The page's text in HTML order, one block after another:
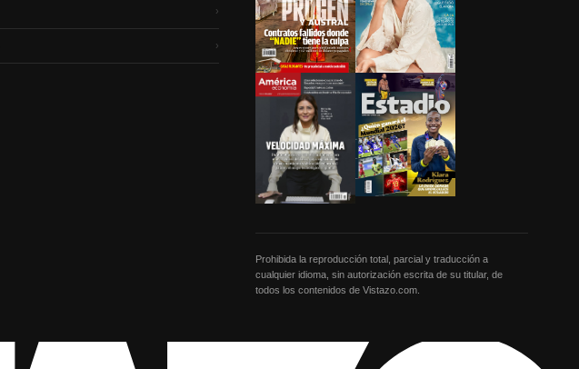
›
›
Prohibida la reproducción total, parcial y traducción a
cualquier idioma, sin autorización escrita de su titular, de
todos los contenidos de Vistazo.com.